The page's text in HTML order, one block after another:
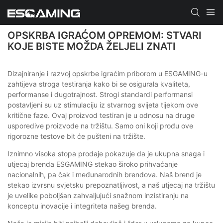
OPSKRBA IGRAĆOM OPREMOM: STVARI
KOJE BISTE MOŽDA ŽELJELI ZNATI
Dizajniranje i razvoj opskrbe igraćim priborom u ESGAMING-u
zahtijeva stroga testiranja kako bi se osigurala kvaliteta,
performanse i dugotrajnost. Strogi standardi performansi
postavljeni su uz stimulaciju iz stvarnog svijeta tijekom ove
kritične faze. Ovaj proizvod testiran je u odnosu na druge
usporedive proizvode na tržištu. Samo oni koji prođu ove
rigorozne testove bit će pušteni na tržište.
Iznimno visoka stopa prodaje pokazuje da je ukupna snaga i
utjecaj brenda ESGAMING stekao široko prihvaćanje
nacionalnih, pa čak i međunarodnih brendova. Naš brend je
stekao izvrsnu svjetsku prepoznatljivost, a naš utjecaj na tržištu
je uvelike poboljšan zahvaljujući snažnom inzistiranju na
konceptu inovacije i integriteta našeg brenda.